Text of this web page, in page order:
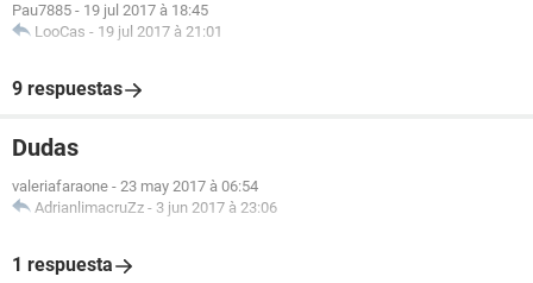
Pau7885 - 19 jul 2017 à 18:45
LooCas - 19 jul 2017 à 21:01
9 respuestas
Dudas
valeriafaraone - 23 may 2017 à 06:54
AdrianlimacruZz - 3 jun 2017 à 23:06
1 respuesta